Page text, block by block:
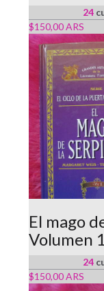
24
$150,00 ARS
El mago
Volumen
24
$150,00 ARS